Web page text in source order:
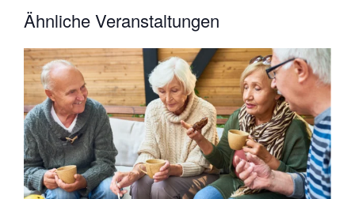
Ähnliche Veranstaltungen